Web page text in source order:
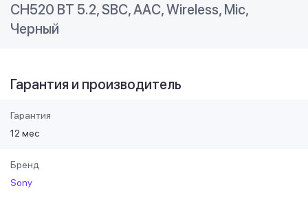
CH520 BT 5.2, SBC, AAC, Wireless, Mic,
Черный
Гарантия и производитель
Гарантия
12 мес
Бренд
Sony